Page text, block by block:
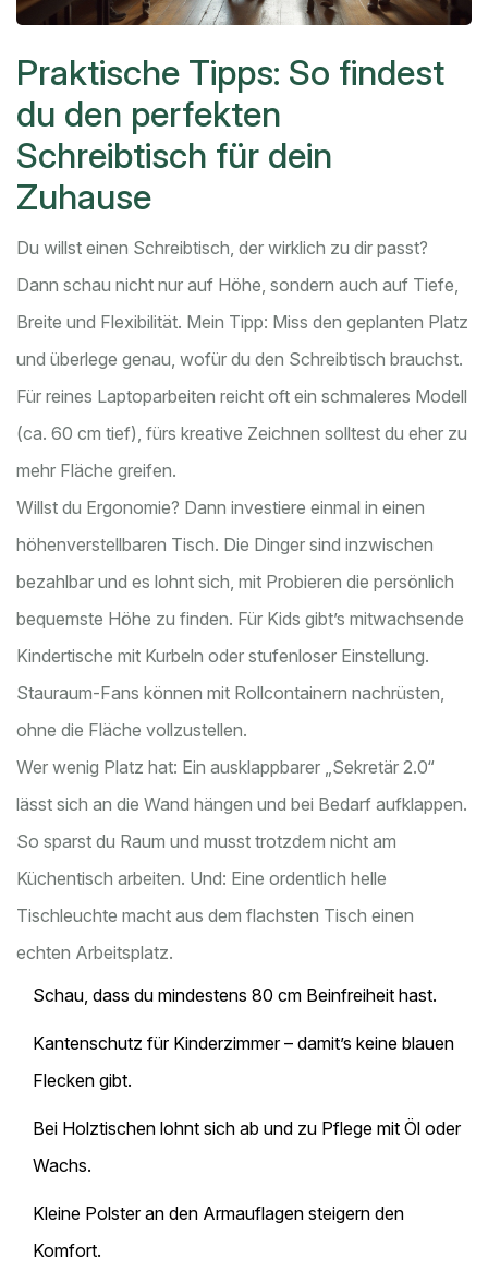
Praktische Tipps: So findest
du den perfekten
Schreibtisch für dein
Zuhause
Du willst einen Schreibtisch, der wirklich zu dir passt?
Dann schau nicht nur auf Höhe, sondern auch auf Tiefe,
Breite und Flexibilität. Mein Tipp: Miss den geplanten Platz
und überlege genau, wofür du den Schreibtisch brauchst.
Für reines Laptoparbeiten reicht oft ein schmaleres Modell
(ca. 60 cm tief), fürs kreative Zeichnen solltest du eher zu
mehr Fläche greifen.
Willst du Ergonomie? Dann investiere einmal in einen
höhenverstellbaren Tisch. Die Dinger sind inzwischen
bezahlbar und es lohnt sich, mit Probieren die persönlich
bequemste Höhe zu finden. Für Kids gibt’s mitwachsende
Kindertische mit Kurbeln oder stufenloser Einstellung.
Stauraum-Fans können mit Rollcontainern nachrüsten,
ohne die Fläche vollzustellen.
Wer wenig Platz hat: Ein ausklappbarer „Sekretär 2.0“
lässt sich an die Wand hängen und bei Bedarf aufklappen.
So sparst du Raum und musst trotzdem nicht am
Küchentisch arbeiten. Und: Eine ordentlich helle
Tischleuchte macht aus dem flachsten Tisch einen
echten Arbeitsplatz.
Schau, dass du mindestens 80 cm Beinfreiheit hast.
Kantenschutz für Kinderzimmer – damit’s keine blauen
Flecken gibt.
Bei Holztischen lohnt sich ab und zu Pflege mit Öl oder
Wachs.
Kleine Polster an den Armauflagen steigern den
Komfort.